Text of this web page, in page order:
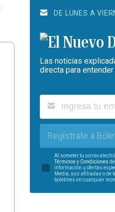
DE LUNES A
Las noticias
directa para
Regístrate a
Al someter tu correo
Términos y Condiciones
información u ofertas
Media, sus afiliadas o de
boletines en cualquier